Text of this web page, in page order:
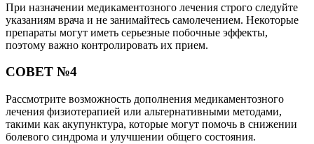
При назначении медикаментозного лечения строго следуйте
указаниям врача и не занимайтесь самолечением. Некоторые
препараты могут иметь серьезные побочные эффекты,
поэтому важно контролировать их прием.
СОВЕТ №4
Рассмотрите возможность дополнения медикаментозного
лечения физиотерапией или альтернативными методами,
такими как акупунктура, которые могут помочь в снижении
болевого синдрома и улучшении общего состояния.